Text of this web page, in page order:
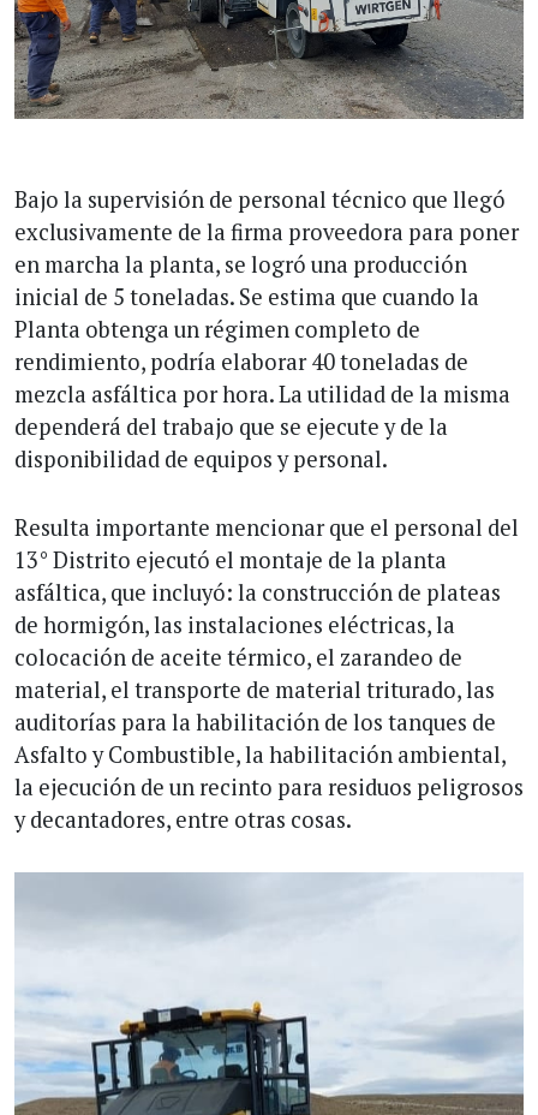
Bajo la supervisión de personal técnico que llegó
exclusivamente de la firma proveedora para poner
en marcha la planta, se logró una producción
inicial de 5 toneladas. Se estima que cuando la
Planta obtenga un régimen completo de
rendimiento, podría elaborar 40 toneladas de
mezcla asfáltica por hora. La utilidad de la misma
dependerá del trabajo que se ejecute y de la
disponibilidad de equipos y personal.
Resulta importante mencionar que el personal del
13° Distrito ejecutó el montaje de la planta
asfáltica, que incluyó: la construcción de plateas
de hormigón, las instalaciones eléctricas, la
colocación de aceite térmico, el zarandeo de
material, el transporte de material triturado, las
auditorías para la habilitación de los tanques de
Asfalto y Combustible, la habilitación ambiental,
la ejecución de un recinto para residuos peligrosos
y decantadores, entre otras cosas.